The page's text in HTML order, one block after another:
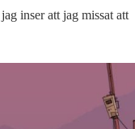
inser att jag missat att